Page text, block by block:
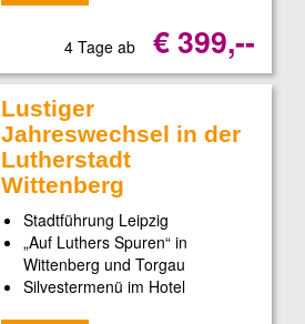
4 Tage ab € 399,--
Lustiger
Jahreswechsel in der
Lutherstadt
Wittenberg
Stadtführung Leipzig
„Auf Luthers Spuren“ in
Wittenberg und Torgau
Silvestermenü im Hotel